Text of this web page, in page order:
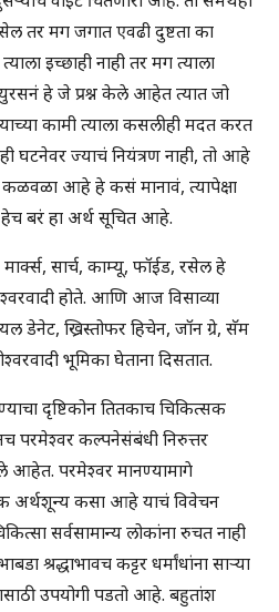
तर मग जगात एवढी दुष्टता का
इच्छाही नाही तर मग त्याला
हे जे प्रश्न केले आहेत त्यात जो
कामी त्याला कसलीही मदत करत
घटनेवर ज्याचं नियंत्रण नाही, तो आहे
कळवळा आहे हे कसं मानावं, त्यापेक्षा
हेच बरं हा अर्थ सूचित आहे.
सार्च, काम्यू, फॉईड, रसेल हे
होते. आणि आज विसाव्या
डेनेट, ख्रिस्तोफर हिचेन, जॉन ग्रे, सॅम
भूमिका घेताना दिसतात.
दृष्टिकोन तितकाच चिकित्सक
परमेश्वर कल्पनेसंबंधी निरुत्तर
आहेत. परमेश्वर मानण्यामागे
अर्थशून्य कसा आहे याचं विवेचन
सर्वसामान्य लोकांना रुचत नाही
श्रद्धाभावच कट्टर धर्मांधांना साऱ्या
उपयोगी पडतो आहे. बहुतांश